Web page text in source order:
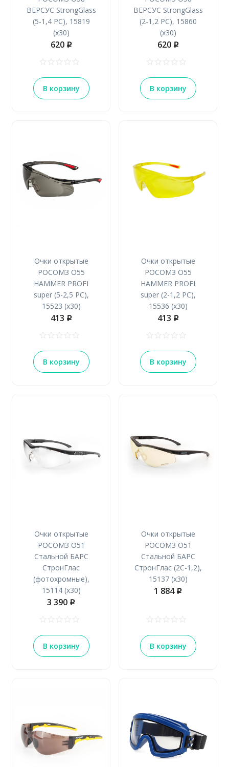
ВЕРСУС StrongGlass
(5-1,4 РС), 15819
(х30)
620 p
В корзину
ВЕРСУС StrongGlass
(2-1,2 РС), 15860
(х30)
620 p
В корзину
Очки открытые
РОСОМЗ О55
HAMMER PROFI
super (5-2,5 PC),
15523 (х30)
413 p
В корзину
Очки открытые
РОСОМЗ О55
HAMMER PROFI
super (2-1,2 PC),
15536 (х30)
413 p
В корзину
Очки открытые
РОСОМЗ О51
Стальной БАРС
СтронГлас
(фотохромные),
15114 (х30)
3 390 p
В корзину
Очки открытые
РОСОМЗ О51
Стальной БАРС
СтронГлас (2С-1,2),
15137 (х30)
1 884 p
В корзину